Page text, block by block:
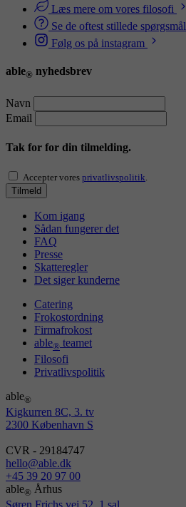
Læs mere om vores filosofi
Se de oftest stillede spørgsmål
Følg os på instagram
able® nyhedsbrev
Navn
Email
Tak for for din tilmelding.
Accepter vores privatlivspolitik.
Tilmeld
Kom igang
Sådan fungerer det
FAQ
Presse
Skatteregler
Det siger kunderne
Catering
Frokostordning
Firmafrokost
able® teamet
Filosofi
Privatlivspolitik
able®
Kigkurren 8C, 3. tv
2300 København S
CVR - 29184747
hello@able.dk
+45 39 20 97 00
able® Århus
Søren Frichs vej 52, 1 sal